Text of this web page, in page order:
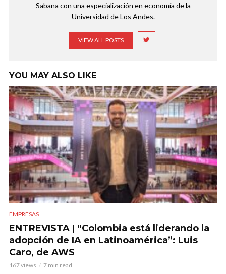
Sabana con una especialización en economía de la
Universidad de Los Andes.
VIEW ALL POSTS
YOU MAY ALSO LIKE
EMPRESAS
ENTREVISTA | “Colombia está liderando la
adopción de IA en Latinoamérica”: Luis
Caro, de AWS
167 views 7 min read